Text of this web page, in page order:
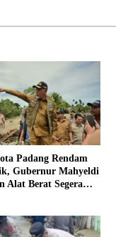
Padang Rendam
Gubernur Mahyeldi
Alat Berat Segera